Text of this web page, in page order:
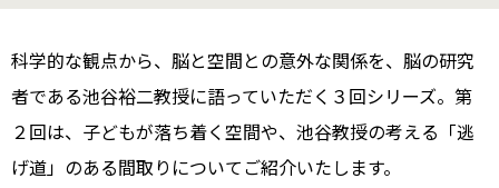
科学的な観点から、脳と空間との意外な関係を、脳の研究
者である池谷裕二教授に語っていただく３回シリーズ。第
２回は、子どもが落ち着く空間や、池谷教授の考える「逃
げ道」のある間取りについてご紹介いたします。